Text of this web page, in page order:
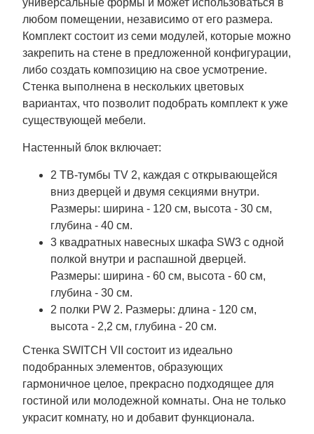
любом помещении, независимо от его размера.
Комплект состоит из семи модулей, которые можно
закрепить на стене в предложенной конфигурации,
либо создать композицию на свое усмотрение.
Стенка выполнена в нескольких цветовых
вариантах, что позволит подобрать комплект к уже
существующей мебели.
Настенный блок включает:
2 ТВ-тумбы TV 2, каждая с открывающейся
вниз дверцей и двумя секциями внутри.
Размеры: ширина - 120 см, высота - 30 см,
глубина - 40 см.
3 квадратных навесных шкафа SW3 с одной
полкой внутри и распашной дверцей.
Размеры: ширина - 60 см, высота - 60 см,
глубина - 30 см.
2 полки PW 2. Размеры: длина - 120 см,
высота - 2,2 см, глубина - 20 см.
Стенка SWITCH VII состоит из идеально
подобранных элементов, образующих
гармоничное целое, прекрасно подходящее для
гостиной или молодежной комнаты. Она не только
украсит комнату, но и добавит функционала.